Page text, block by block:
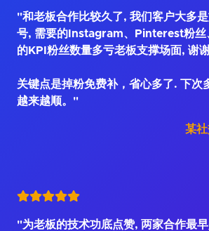
"和老板合作比较久了, 我们客户大多
号, 需要的Instagram、Pinterest粉丝
的KPI粉丝数量多亏老板支撑场面, 谢谢
关键点是掉粉免费补，省心多了. 下次
越来越顺。"
某
"为老板的技术功底点赞, 两家合作最